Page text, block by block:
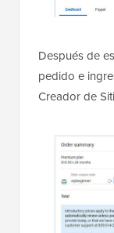
Después de
pedido e
Creador de